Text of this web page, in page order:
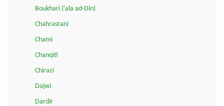
Boukhari ('ala ad-Din)
Chahrastani
Chami
Chanqiti
Chirazi
Dajwi
Dardir